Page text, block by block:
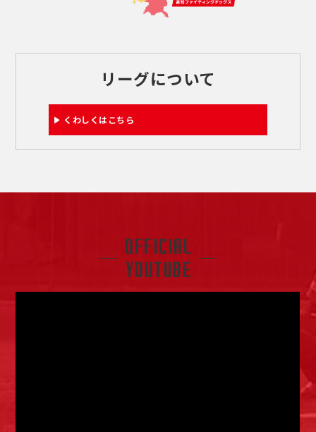
リーグについて
くわしくはこちら
OFFICIAL
YouTube